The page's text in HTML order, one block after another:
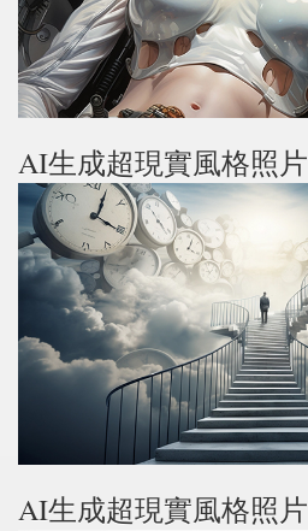
AI生成超現實風格照片
AI生成超現實風格照片